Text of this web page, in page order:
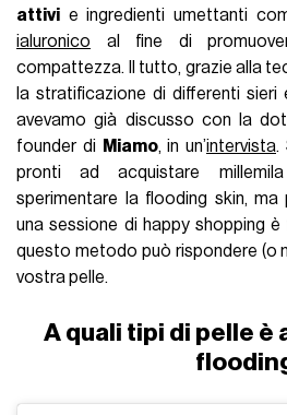
attivi e ingredienti umettanti
ialuronico al fine di
compattezza. Il tutto, grazie alla
la stratificazione di differenti
avevamo già discusso con la
founder di
Miamo, in un’intervista.
pronti ad acquistare
sperimentare la flooding skin,
una sessione di happy shopping
questo metodo può rispondere (o
vostra pelle.
A quali tipi di pelle è